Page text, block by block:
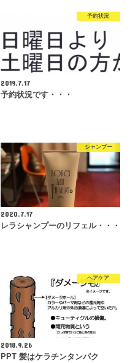
予約状況
2019.7.17
予約状況です・・・
シャンプー
2020.7.17
レラシャンプーのリフェル・・・
ヘアケア
2018.9.26
PPT 髪はケラチンタンパク